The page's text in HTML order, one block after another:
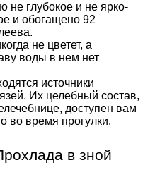
глубокое и не ярко-
и обогащено 92
не цветет, а
воды в нем нет
источники
Их целебный состав,
доступен вам
во время прогулки.
в зной